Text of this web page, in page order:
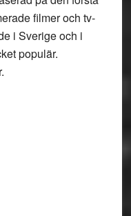
filmer och tv-
i Sverige och i
populär.